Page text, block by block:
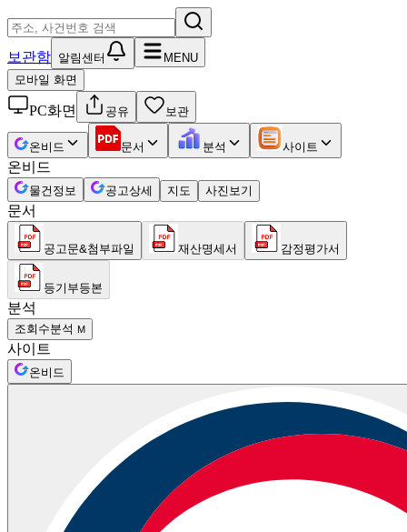
보관함 알림센터
MENU
모바일 화면
PC화면 공유 보관
온비드 문서 분석 사이트
온비드
물건정보 공고상세 지도 사진보기
문서
공고문&첨부파일 재산명세서 감정평가서
등기부등본
분석
조회수분석 M
사이트
온비드